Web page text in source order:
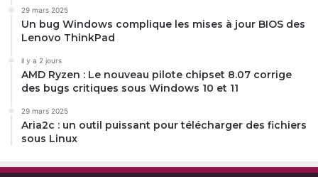
29 mars 2025
Un bug Windows complique les mises à jour BIOS des
Lenovo ThinkPad
il y a 2 jours
AMD Ryzen : Le nouveau pilote chipset 8.07 corrige
des bugs critiques sous Windows 10 et 11
29 mars 2025
Aria2c : un outil puissant pour télécharger des fichiers
sous Linux